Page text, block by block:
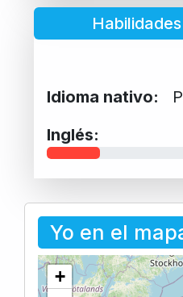
Idioma nativo:
Inglés:
Yo en el
+